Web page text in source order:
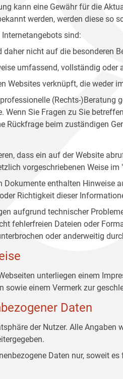
kann eine Gewähr für die
werden, werden diese so
sind:
daher nicht auf die besonderen
umfassend, vollständig oder
Websites verknüpft, die weder
(Rechts-)Beratung
Wenn Sie Fragen zu Sie
Rückfrage beim zuständigen
dass ein auf der Website
vorgeschriebenen Weise
Dokumente enthalten Hinweise
Richtigkeit dieser
aufgrund technischer
fehlerfreien Dateien oder
oder anderweitig
unterliegen einem
sowie einem Vermerk zur
Daten
der Nutzer. Alle
Daten nur, soweit